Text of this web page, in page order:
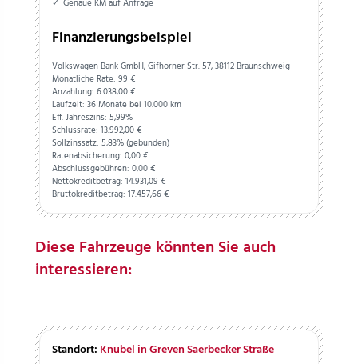
Finanzierungsbeispiel
Volkswagen Bank GmbH, Gifhorner Str. 57, 38112 Braunschweig
Monatliche Rate: 99 €
Anzahlung: 6.038,00€
Laufzeit: 36 Monate bei 10.000 km
Eff. Jahreszins: 5,99%
Schlussrate: 13.992,00€
Sollzinssatz: 5,83% (gebunden)
Ratenabsicherung: 0,00€
Abschlussgebühren: 0,00€
Nettokreditbetrag: 14.931,09 €
Bruttokreditbetrag: 17.457,66€
Diese Fahrzeuge könnten Sie auch
interessieren:
Standort: Knubel in Greven Saerbecker Straße